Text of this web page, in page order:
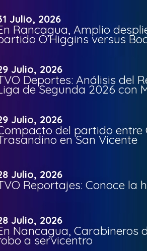
Julio, 2026
Rancagua, Amplio
O’Higgins versus
Julio, 2026
Deportes: Análisis del
de Segunda 2026 con
Julio, 2026
del partido entre
en San Vicente
Julio, 2026
Reportajes: Conoce la
Julio, 2026
Nancagua, Carabineros
a servicentro